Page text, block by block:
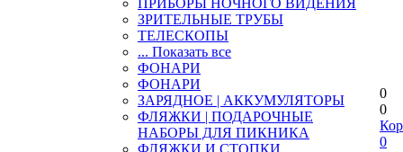
ПРИБОРЫ НОЧНОГО ВИДЕНИЯ
ЗРИТЕЛЬНЫЕ ТРУБЫ
ТЕЛЕСКОПЫ
... Показать все
ФОНАРИ
ФОНАРИ
ЗАРЯДНОЕ | АККУМУЛЯТОРЫ
ФЛЯЖКИ | ПОДАРОЧНЫЕ
НАБОРЫ ДЛЯ ПИКНИКА
ФЛЯЖКИ И СТОПКИ
0
0
0